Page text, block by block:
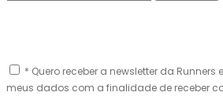
* Quero receber a newsletter da
meus dados com a finalidade de receber